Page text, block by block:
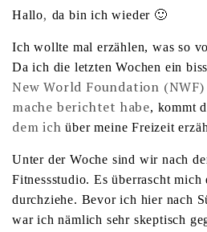
Hallo, da bin ich wieder 🙂
Ich wollte mal erzählen, was so
Da ich die letzten Wochen ein
New World Foundation
mache berichtet habe, kommt
dem ichüber meine Freizeit
Unter der Woche sind wir nach
Fitnessstudio. Es überrascht mich
durchziehe. Bevor ich hier nach
war ich nämlich sehr skeptisch